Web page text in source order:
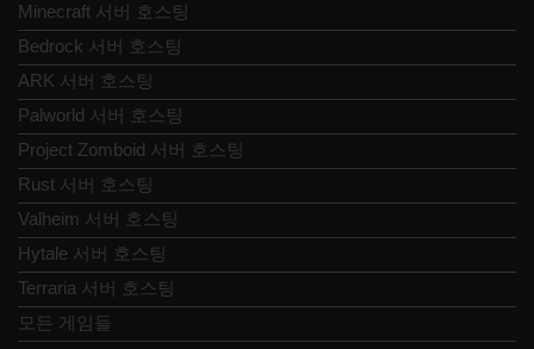
Minecraft 서버 호스팅
Bedrock 서버 호스팅
ARK 서버 호스팅
Palworld 서버 호스팅
Project Zomboid 서버 호스팅
Rust 서버 호스팅
Valheim 서버 호스팅
Hytale 서버 호스팅
Terraria 서버 호스팅
모든 게임들